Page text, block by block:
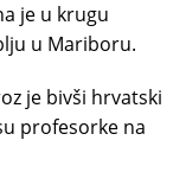
je u krugu
u Mariboru.
je bivši hrvatski
profesorke na